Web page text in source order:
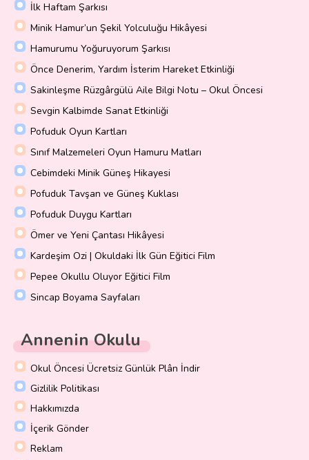
İlk Haftam Şarkısı
Minik Hamur’un Şekil Yolculuğu Hikâyesi
Hamurumu Yoğuruyorum Şarkısı
Önce Denerim, Yardım İsterim Hareket Etkinliği
Sakinleşme Rüzgârgülü Aile Bilgi Notu – Okul Öncesi
Sevgin Kalbimde Sanat Etkinliği
Pofuduk Oyun Kartları
Sınıf Malzemeleri Oyun Hamuru Matları
Cebimdeki Minik Güneş Hikayesi
Pofuduk Tavşan ve Güneş Kuklası
Pofuduk Duygu Kartları
Ömer ve Yeni Çantası Hikâyesi
Kardeşim Ozi | Okuldaki İlk Gün Eğitici Film
Pepee Okullu Oluyor Eğitici Film
Sincap Boyama Sayfaları
Annenin Okulu
Okul Öncesi Ücretsiz Günlük Plân İndir
Gizlilik Politikası
Hakkımızda
İçerik Gönder
Reklam